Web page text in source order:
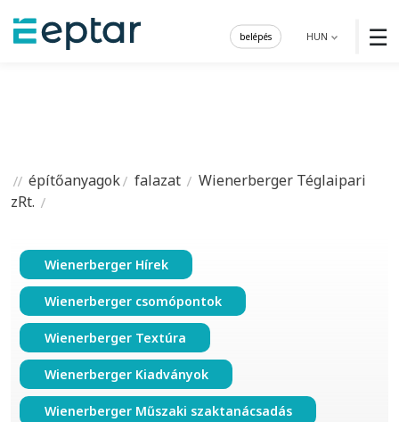
☰
HUN
belépés
építőanyagok falazat
Wienerberger Téglaipari
zRt.
Wienerberger Hírek
Wienerberger csomópontok
Wienerberger Textúra
Wienerberger Kiadványok
Wienerberger Műszaki szaktanácsadás